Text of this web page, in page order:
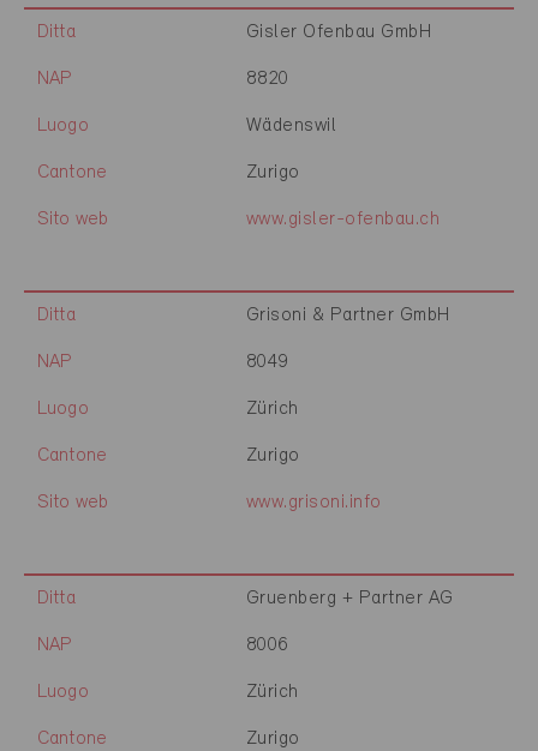
Ditta Gisler Ofenbau GmbH
NAP 8820
Luogo Wädenswil
Cantone Zurigo
Sito web www.gisler-ofenbau.ch
Ditta Grisoni & Partner GmbH
NAP 8049
Luogo Zürich
Cantone Zurigo
Sito web www.grisoni.info
Ditta Gruenberg + Partner AG
NAP 8006
Luogo Zürich
Cantone Zurigo